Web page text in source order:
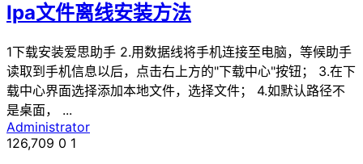
Ipa文件离线安装方法
1下载安装爱思助手 2.用数据线将手机连接至电脑，等候助手
读取到手机信息以后，点击右上方的"下载中心"按钮； 3.在下
载中心界面选择添加本地文件，选择文件； 4.如默认路径不
是桌面， ...
Administrator
126,709 0 1